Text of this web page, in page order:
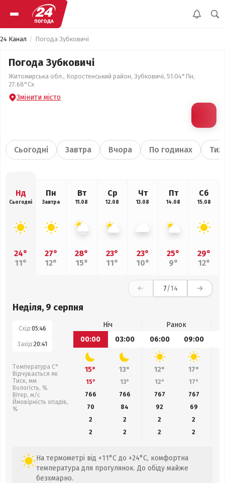
24 Канал Погода Зубковичі
Погода Зубковичі
Житомирська обл., Коростенський район, Зубковичі, 51.04°Пн,
27.68°Сх
Змінити місто
Сьогодні Завтра Вчора По годинах
Нд
Сьогодні
24°
11°
Пн
Завтра
27°
12°
Вт
11.08
28°
15°
Ср
12.08
23°
11°
Чт
13.08
23°
10°
Пт
14.08
25°
9°
Сб
15.08
29°
12°
7/14
Неділя, 9 серпня
Схід:05:46
Захід:20:41
Температура С°
Відчувається як
Тиск, мм
Вологість, %
Вітер, м/с
Ймовірність опадів,
%
Ніч
Ранок
00:00
03:00 06:00 09:00
15° 13° 12° 17°
15° 13° 12° 17°
766
766 767 767
70
84 92 69
2
2 2
2
2
2 2 2
На термометрі від +11°C до +24°C, комфортна
температура для прогулянок. До обіду майже
безхмарно.